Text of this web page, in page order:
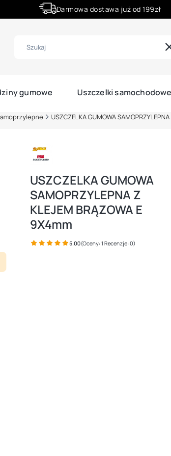
Darmowa dostawa już od 199zł
gumowe Uszczelki
USZCZELKA GUMOWA
USZCZELKA GUMOWA
SAMOPRZYLEPNA Z
KLEJEM BRĄZOWA E
9X4mm
5.00(Oceny: 1 Recenzje: 0)